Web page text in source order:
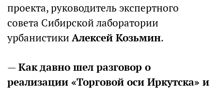
проекта, руководитель экспертного
совета Сибирской лаборатории
урбанистики Алексей Козьмин.
—Как давно шел разговор о
реализации «Торговой оси Иркутска» и